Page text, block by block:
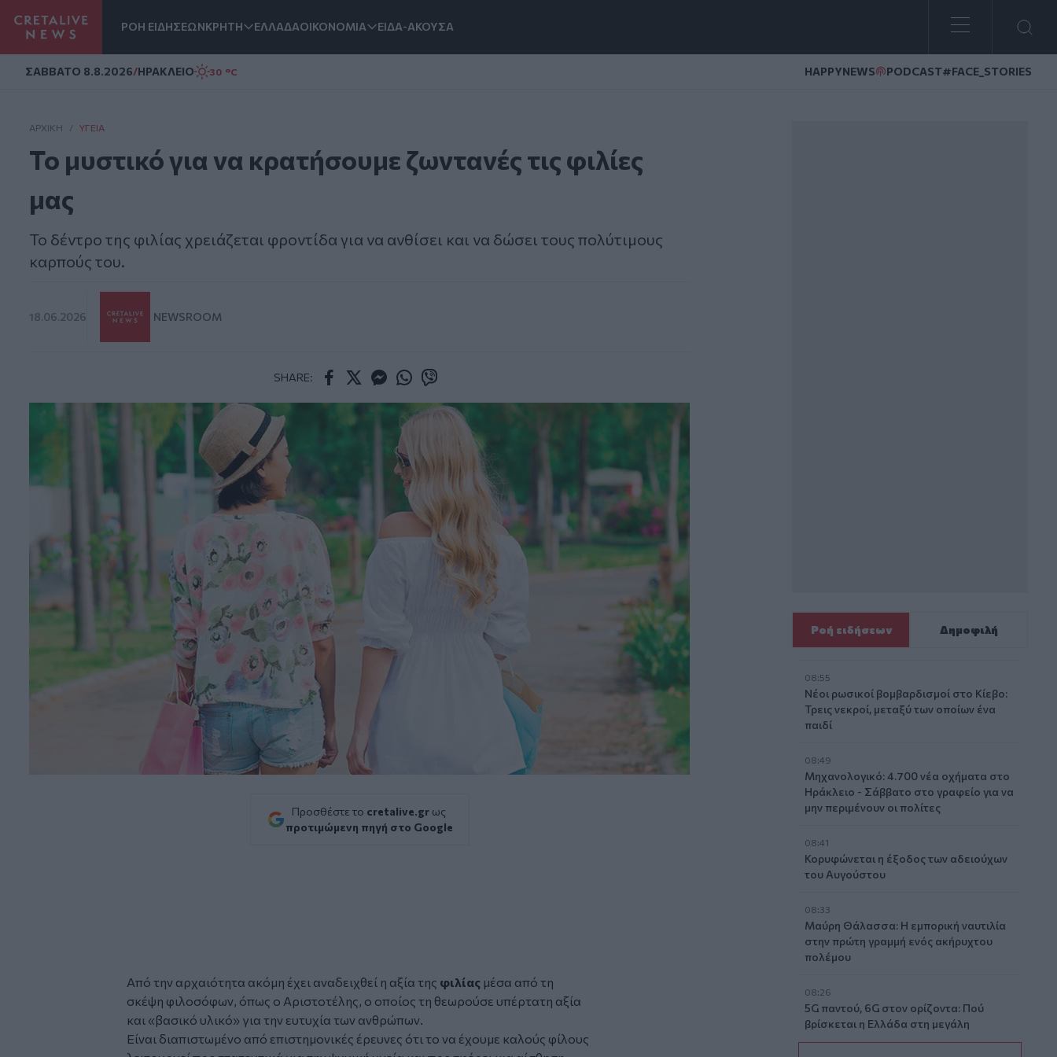
ΡΟΗ ΕΙΔΗΣΕΩΝΚΡΗΤΗ ΕΛΛΑΔΑΟΙΚΟΝΟΜΙΑ ΕΙΔΑ-ΑΚΟΥΣΑ
ΣAΒΒΑΤΟ 8.8.2026/ΗΡΑΚΛΕΙΟ 30 °C HAPPYNEWS PODCAST#FACE_STORIES
ΑΡΧΙΚΗ / ΥΓΕΊΑ
Το μυστικό για να κρατήσουμε ζωντανές τις φιλίες
μας
Το δέντρο της φιλίας χρειάζεται φροντίδα για να ανθίσει και να δώσει τους πολύτιμους
καρπούς του.
18.06.2026 NEWSROOM
SHARE:
Προσθέστε το cretalive.gr ως
προτιμώμενη πηγή στο Google
Από την αρχαιότητα ακόμη έχει αναδειχθεί η αξία της φιλίας μέσα από τη
σκέψη φιλοσόφων, όπως ο Αριστοτέλης, ο οποίος τη θεωρούσε υπέρτατη αξία
και «βασικό υλικό» για την ευτυχία των ανθρώπων.
Είναι διαπιστωμένο από επιστημονικές έρευνες ότι το να έχουμε καλούς φίλους
Ροή ειδήσεων Δημοφιλή
08:55
Νέοι ρωσικοί βομβαρδισμοί στο Κίεβο:
Τρεις νεκροί, μεταξύ των οποίων ένα
παιδί
08:49
Μηχανολογικό: 4.700 νέα οχήματα στο
Ηράκλειο - Σάββατο στο γραφείο για να
μην περιμένουν οι πολίτες
08:41
Κορυφώνεται η έξοδος των αδειούχων
του Αυγούστου
08:33
Μαύρη Θάλασσα: Η εμπορική ναυτιλία
στην πρώτη γραμμή ενός ακήρυχτου
πολέμου
08:26
5G παντού, 6G στον ορίζοντα: Πού
βρίσκεται η Ελλάδα στη μεγάλη
τεχνολογική μετάβαση